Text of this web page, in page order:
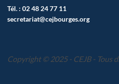
Tél. : 02 48 24 77 11
secretariat@cejbourges.org
Copyright © 2025 - CEJB - Tous